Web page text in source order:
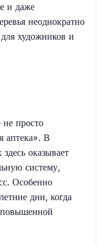
и даже
неоднократно
художников и
просто
аптека». В
оказывает
систему,
Особенно
дни, когда